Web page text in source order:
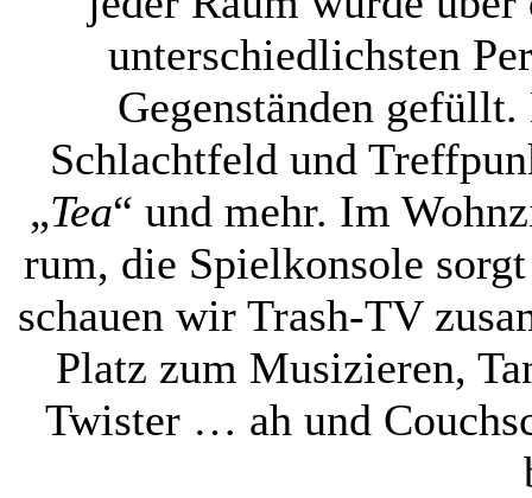
unterschiedlichsten
Gegenständen
Schlachtfeld und
„Tea“ und mehr. Im
rum, die Spielkonsole
schauen wir Trash-TV
Platz zum Musizieren,
Twister … ah und